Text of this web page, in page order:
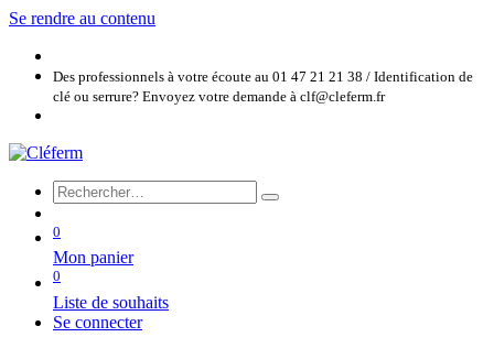
Se rendre au contenu
Des professionnels à votre écoute au 01 47 21 21 38 / Identification de
clé ou serrure? Envoyez votre demande à clf@cleferm.fr
0
Mon panier
0
Liste de souhaits
Se connecter